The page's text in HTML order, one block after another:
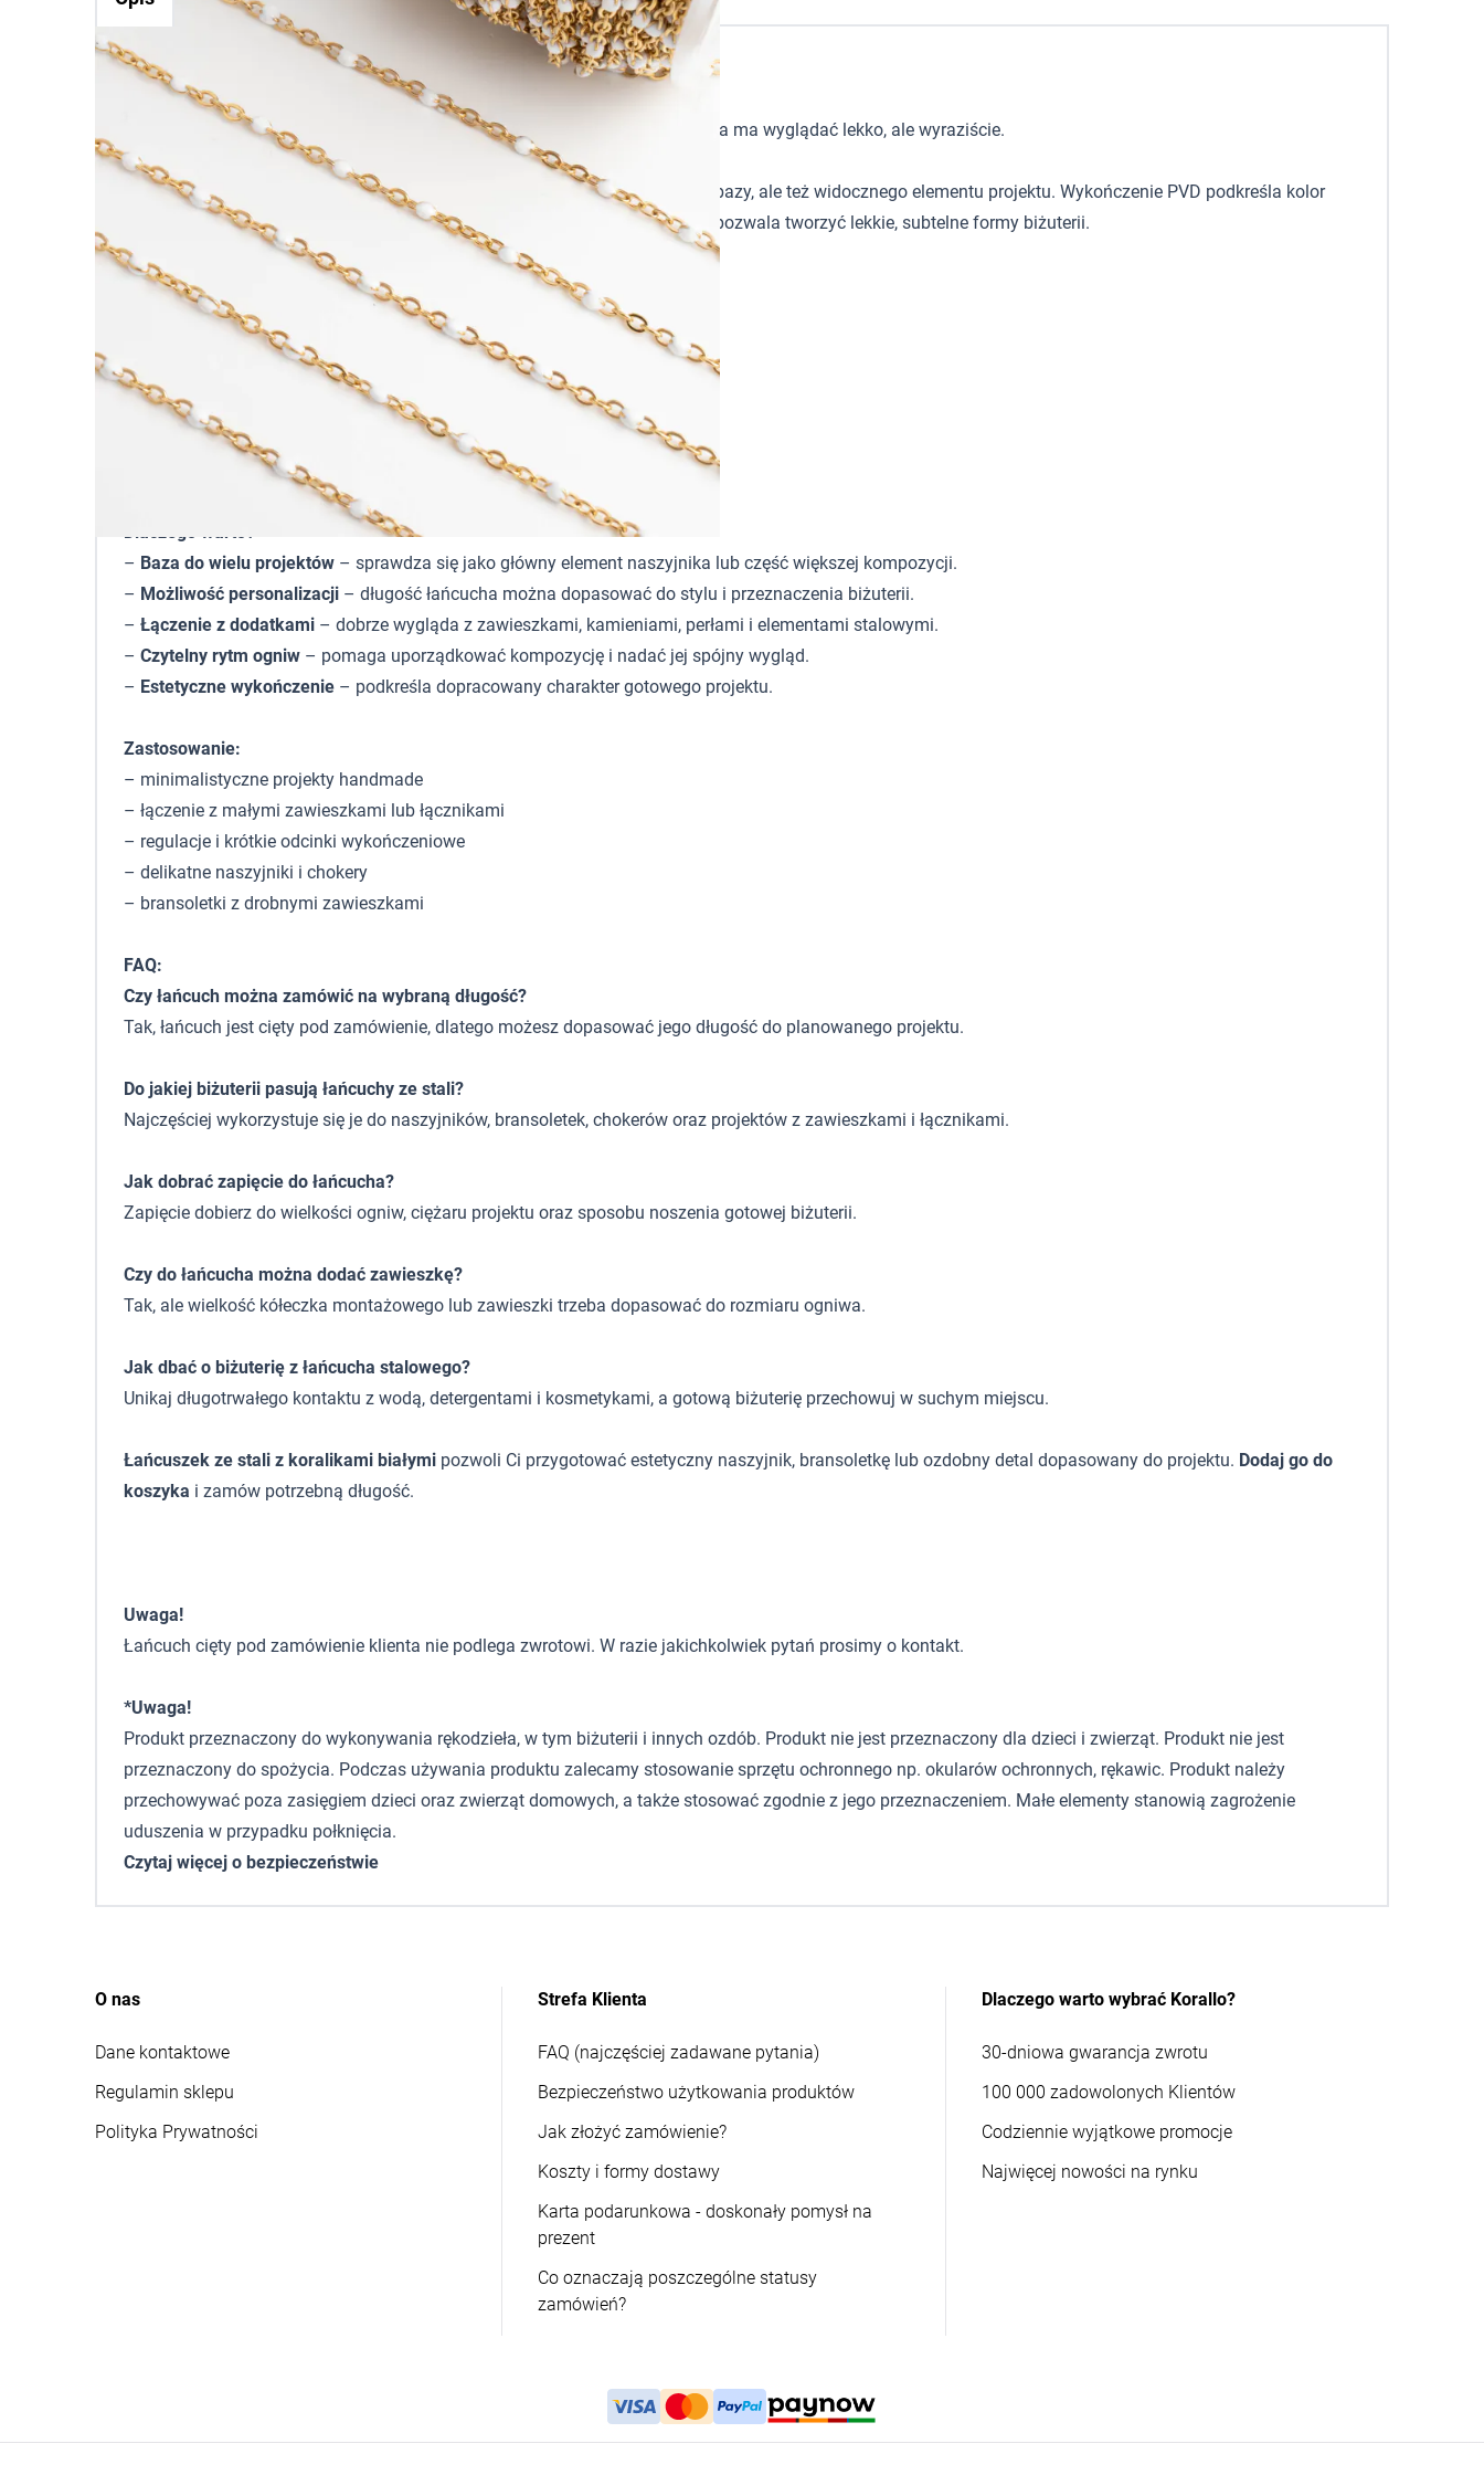
Łańcuszek ze stali z koralikami białymi 2mm PVD
Ten wariant łańcucha ze stali dobrze sprawdzi się jako baza do biżuterii, która ma wyglądać lekko, ale wyraziście.
Splot jest czytelny i dekoracyjny, dzięki czemu może pełnić nie tylko funkcję bazy, ale też widocznego elementu projektu. Wykończenie PVD podkreśla kolor
złoty i dobrze pasuje do projektów o cieplejszej kolorystyce. Drobny rozmiar pozwala tworzyć lekkie, subtelne formy biżuterii.
Charakterystyka:
łańcuszek ze stali
stal szlachetna
Kolor:
złoty z białymi koralikami
Grubość / rozmiar ogniwa:
2mm
Wykończenie:PVD
Cechy szczególne:uniwersalny splot
Dlaczego warto?
– Baza do wielu projektów – sprawdza się jako główny element naszyjnika lub część większej kompozycji.
– Możliwość personalizacji – długość łańcucha można dopasować do stylu i przeznaczenia biżuterii.
– Łączenie z dodatkami – dobrze wygląda z zawieszkami, kamieniami, perłami i elementami stalowymi.
– Czytelny rytm ogniw – pomaga uporządkować kompozycję i nadać jej spójny wygląd.
– Estetyczne wykończenie – podkreśla dopracowany charakter gotowego projektu.
Zastosowanie:
– minimalistyczne projekty handmade
– łączenie z małymi zawieszkami lub łącznikami
– regulacje i krótkie odcinki wykończeniowe
– delikatne naszyjniki i chokery
– bransoletki z drobnymi zawieszkami
FAQ:
Czy łańcuch można zamówić na wybraną długość?
Tak, łańcuch jest cięty pod zamówienie, dlatego możesz dopasować jego długość do planowanego projektu.
Do jakiej biżuterii pasują łańcuchy ze stali?
Najczęściej wykorzystuje się je do naszyjników, bransoletek, chokerów oraz projektów z zawieszkami i łącznikami.
Jak dobrać zapięcie do łańcucha?
Zapięcie dobierz do wielkości ogniw, ciężaru projektu oraz sposobu noszenia gotowej biżuterii.
Czy do łańcucha można dodać zawieszkę?
Tak, ale wielkość kółeczka montażowego lub zawieszki trzeba dopasować do rozmiaru ogniwa.
Jak dbać o biżuterię z łańcucha stalowego?
Unikaj długotrwałego kontaktu z wodą, detergentami i kosmetykami, a gotową biżuterię przechowuj w suchym miejscu.
Łańcuszek ze stali z koralikami białymi pozwoli Ci przygotować estetyczny naszyjnik, bransoletkę lub ozdobny detal dopasowany do projektu. Dodaj go do
koszyka i zamów potrzebną długość.
Uwaga!
Łańcuch cięty pod zamówienie klienta nie podlega zwrotowi. W razie jakichkolwiek pytań prosimy o kontakt.
*Uwaga!
Produkt przeznaczony do wykonywania rękodzieła, w tym biżuterii i innych ozdób. Produkt nie jest przeznaczony dla dzieci i zwierząt. Produkt nie jest
przeznaczony do spożycia. Podczas używania produktu zalecamy stosowanie sprzętu ochronnego np. okularów ochronnych, rękawic. Produkt należy
przechowywać poza zasięgiem dzieci oraz zwierząt domowych, a także stosować zgodnie z jego przeznaczeniem. Małe elementy stanowią zagrożenie
uduszenia w przypadku połknięcia.
Czytaj więcej o bezpieczeństwie
O nas
Dane kontaktowe
Regulamin sklepu
Polityka Prywatności
Strefa Klienta
FAQ (najczęściej zadawane pytania)
Bezpieczeństwo użytkowania produktów
Jak złożyć zamówienie?
Koszty i formy dostawy
Karta podarunkowa - doskonały pomysł na
prezent
Co oznaczają poszczególne statusy
zamówień?
Dlaczego warto wybrać Korallo?
30-dniowa gwarancja zwrotu
100 000 zadowolonych Klientów
Codziennie wyjątkowe promocje
Najwięcej nowości na rynku